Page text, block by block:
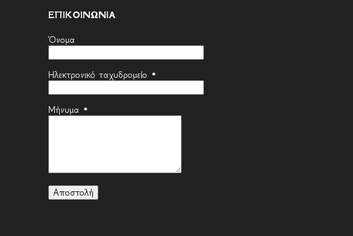
ΕΠΙΚΟΙΝΩΝΙΑ
Όνομα
Ηλεκτρονικό ταχυδρομείο *
Μήνυμα *